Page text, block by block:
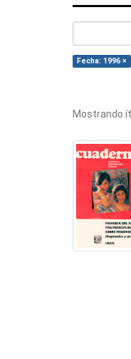
Fecha: 1996 ×
Mostrando